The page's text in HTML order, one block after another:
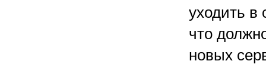
уходить в
что
новых